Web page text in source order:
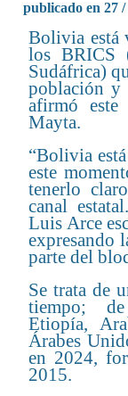
publicado en 27
Bolivia está
los BRICS
Sudáfrica)
población y
afirmó
Mayta.
“Bolivia
este
tenerlo
canal
Luis Arce
expresando
parte del
Se trata de
tiempo;
Etiopía,
Árabes
en 2024,
2015.